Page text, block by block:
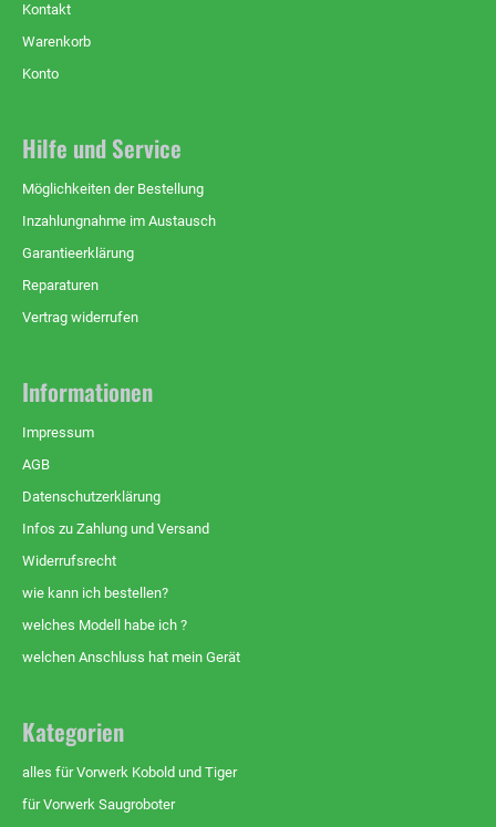
Kontakt
Warenkorb
Konto
Hilfe und Service
Möglichkeiten der Bestellung
Inzahlungnahme im Austausch
Garantieerklärung
Reparaturen
Vertrag widerrufen
Informationen
Impressum
AGB
Datenschutzerklärung
Infos zu Zahlung und Versand
Widerrufsrecht
wie kann ich bestellen?
welches Modell habe ich ?
welchen Anschluss hat mein Gerät
Kategorien
alles für Vorwerk Kobold und Tiger
für Vorwerk Saugroboter